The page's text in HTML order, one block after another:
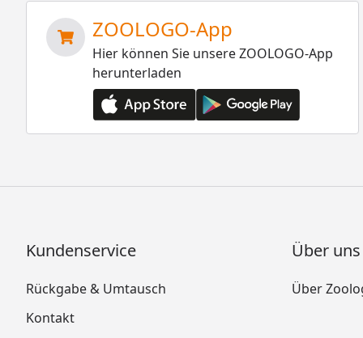
ZOOLOGO-App
Hier können Sie unsere ZOOLOGO-App
herunterladen
Kundenservice
Rückgabe & Umtausch
Kontakt
Über uns
Über